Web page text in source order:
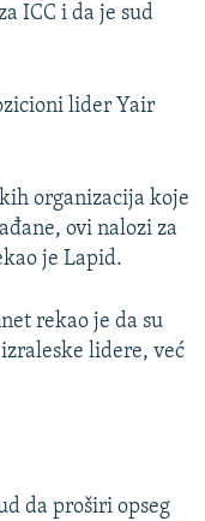
ICC i da je sud
lider Yair
organizacija koje
ovi nalozi za
je Lapid.
rekao je da su
lidere, već
da proširi opseg